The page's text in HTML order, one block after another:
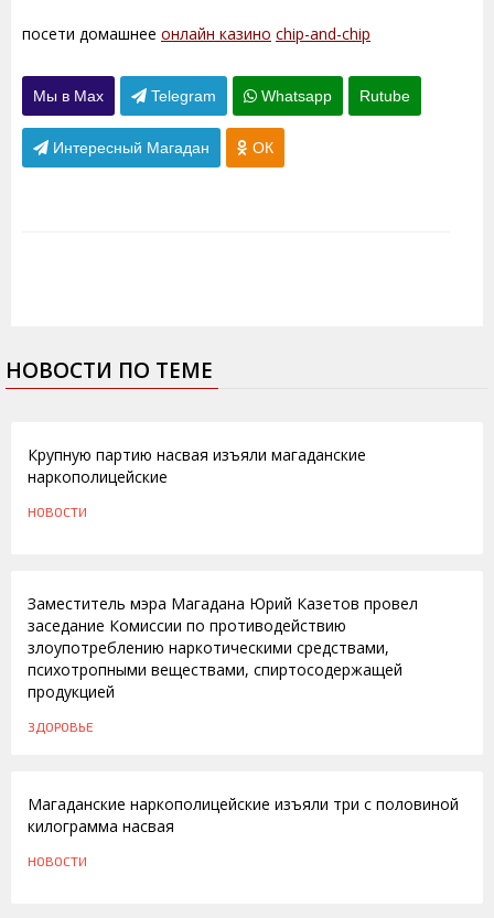
посети домашнее онлайн казино chip-and-chip
Мы в Max Telegram Whatsapp Rutube
Интересный Магадан ОК
НОВОСТИ ПО ТЕМЕ
Крупную партию насвая изъяли магаданские
наркополицейские
НОВОСТИ
Заместитель мэра Магадана Юрий Казетов провел
заседание Комиссии по противодействию
злоупотреблению наркотическими средствами,
психотропными веществами, спиртосодержащей
продукцией
ЗДОРОВЬЕ
Магаданские наркополицейские изъяли три с половиной
килограмма насвая
НОВОСТИ